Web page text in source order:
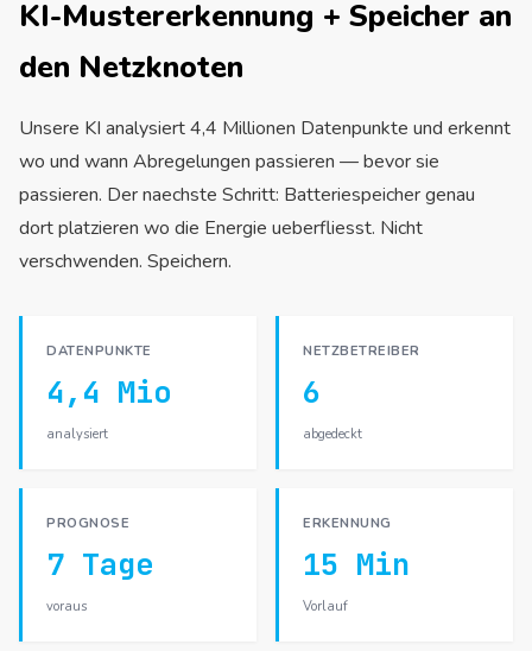
KI-Mustererkennung + Speicher an
den Netzknoten
Unsere KI analysiert 4,4 Millionen Datenpunkte und erkennt
wo und wann Abregelungen passieren — bevor sie
passieren. Der naechste Schritt: Batteriespeicher genau
dort platzieren wo die Energie ueberfliesst. Nicht
verschwenden. Speichern.
DATENPUNKTE
4,4 Mio
analysiert
NETZBETREIBER
6
abgedeckt
PROGNOSE
7 Tage
voraus
ERKENNUNG
15 Min
Vorlauf